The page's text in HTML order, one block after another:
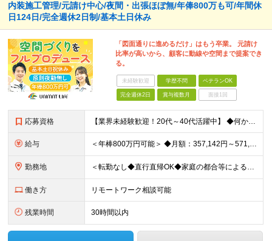
内装施工管理/元請け中心/夜間・出張ほぼ無/年俸800万も可/年間休
日124日/完全週休2日制/基本土日休み
「図面通りに進めるだけ」はもう卒業。 元請け
比率が高いから、顧客に動線や空間まで提案でき
る。
未経験歓迎 学歴不問 ベテランOK
完全週休2日 賞与複数月 面接1回
応募資格 【業界未経験歓迎！20代～40代活躍中】 ◆何かしらの施工管理経験をお持ちの方（施工の規模や年数は不問） ※工務店での経験も大歓迎です！ ※学歴不問 ～このような方にオススメです～ ・ゼロベースで空
給与 ＜年棒800万円可能＞ ◆月額：357,142円～571,428円（14分割）（一律手当を含む） ◆年俸制：500万円～800万円 ※年俸額の1/14を毎月支給（残りの2/14は6・12月に賞与支給
勤務地 ＜転勤なし◆直行直帰OK◆家庭の都合等によるリモートワークも相談可＞ 【勤務先】 ※下記いずれかの配属となります ※希望する勤務地への配属いたします ■本社 東京都港区南青山2-12-14 ユニマ
働き方 リモートワーク相談可能
残業時間 30時間以内